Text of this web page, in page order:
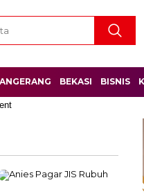
BEKASI BISNIS